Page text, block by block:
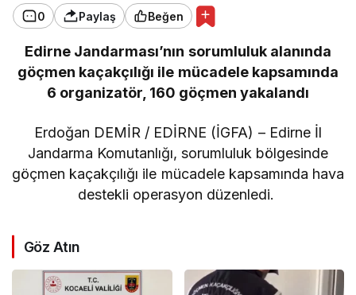
0 Paylaş Beğen
Edirne Jandarması’nın sorumluluk alanında
göçmen kaçakçılığı ile mücadele kapsamında
6 organizatör, 160 göçmen yakalandı
Erdoğan DEMİR / EDİRNE (İGFA) – Edirne İl
Jandarma Komutanlığı, sorumluluk bölgesinde
göçmen kaçakçılığı ile mücadele kapsamında hava
destekli operasyon düzenledi.
Göz Atın